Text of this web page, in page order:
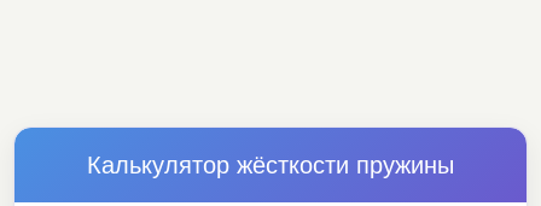
Калькулятор жёсткости пружины